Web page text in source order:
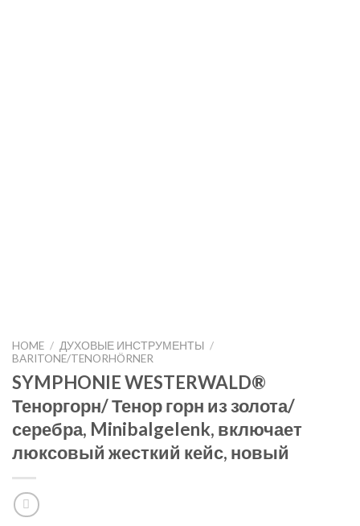
HOME / ДУХОВЫЕ ИНСТРУМЕНТЫ /
BARITONE/TENORHÖRNER
SYMPHONIE WESTERWALD®
Теноргорн/ Тенор горн из золота/
серебра, Minibalgelenk, включает
люксовый жесткий кейс, новый